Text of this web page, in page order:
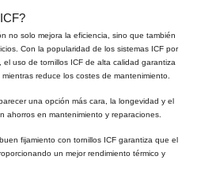
no solo mejora la eficiencia, sino que también
Con la popularidad de los sistemas ICF por
uso de tornillos ICF de alta calidad garantiza
reduce los costes de mantenimiento.
una opción más cara, la longevidad y el
ahorros en mantenimiento y reparaciones.
fijamiento con tornillos ICF garantiza que el
un mejor rendimiento térmico y